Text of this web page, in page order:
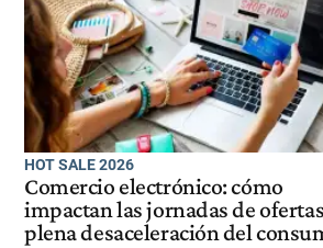
HOT SALE 2026
Comercio electrónico: cómo
impactan las jornadas de
plena desaceleración del